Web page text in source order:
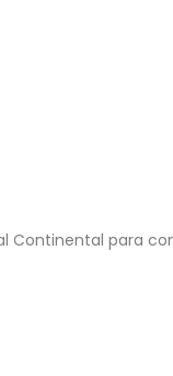
Continental para